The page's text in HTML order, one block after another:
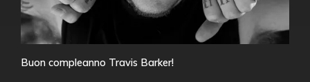
Buon compleanno Travis Barker!